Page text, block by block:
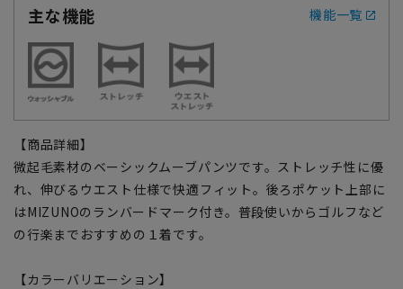
主な機能
機能一覧
【商品詳細】
微起毛素材のベーシックムーブパンツです。ストレッチ性に優
れ、伸びるウエスト仕様で快適フィット。後ろポケット上部に
はMIZUNOのランバードマーク付き。普段使いからゴルフなど
の行楽までおすすめの１着です。
【カラーバリエーション】